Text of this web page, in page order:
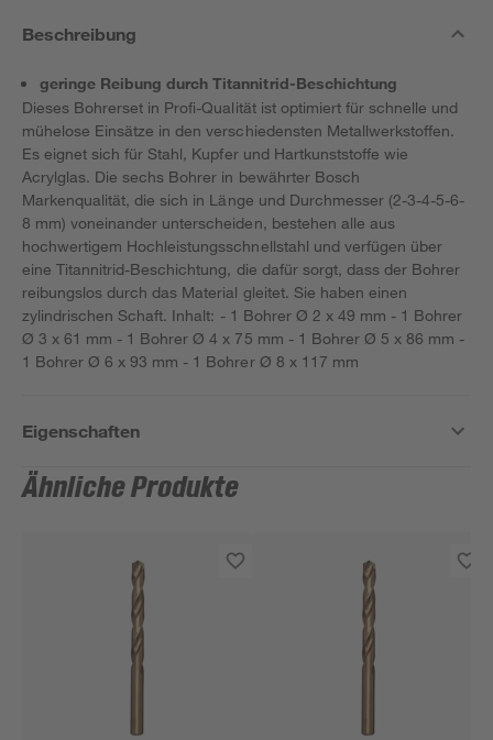
Beschreibung
geringe Reibung durch Titannitrid-Beschichtung
Dieses Bohrerset in Profi-Qualität ist optimiert für schnelle und
mühelose Einsätze in den verschiedensten Metallwerkstoffen.
Es eignet sich für Stahl, Kupfer und Hartkunststoffe wie
Acrylglas. Die sechs Bohrer in bewährter Bosch
Markenqualität, die sich in Länge und Durchmesser (2-3-4-5-6-
8 mm) voneinander unterscheiden, bestehen alle aus
hochwertigem Hochleistungsschnellstahl und verfügen über
eine Titannitrid-Beschichtung, die dafür sorgt, dass der Bohrer
reibungslos durch das Material gleitet. Sie haben einen
zylindrischen Schaft. Inhalt: - 1 Bohrer Ø 2 x 49 mm - 1 Bohrer
Ø 3 x 61 mm - 1 Bohrer Ø 4 x 75 mm - 1 Bohrer Ø 5 x 86 mm -
1 Bohrer Ø 6 x 93 mm - 1 Bohrer Ø 8 x 117 mm
Eigenschaften
Ähnliche Produkte